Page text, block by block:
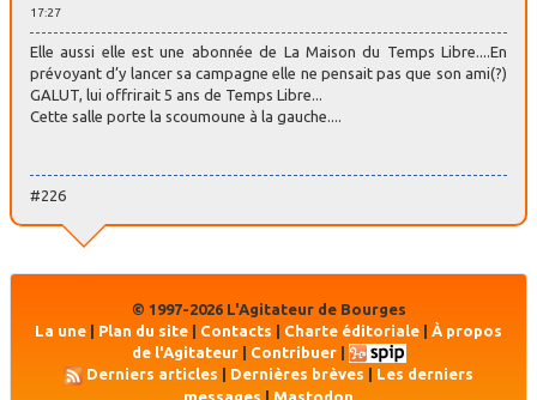
17:27
Elle aussi elle est une abonnée de La Maison du Temps Libre....En
prévoyant d’y lancer sa campagne elle ne pensait pas que son ami(?)
GALUT, lui offrirait 5 ans de Temps Libre...
Cette salle porte la scoumoune à la gauche....
#226
© 1997-2026 L'Agitateur de Bourges
La une | Plan du site | Contacts | Charte éditoriale | À propos
de l'Agitateur| Contribuer|
Derniers articles
Dernières brèves
Les derniers
messages | Mastodon